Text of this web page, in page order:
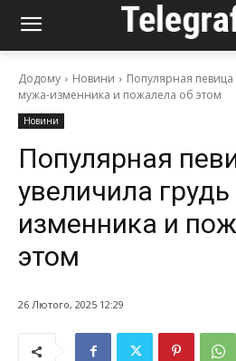
Додому Новини
Популярная
мужа-изменника и пожалела об этом
Новини
Популярная
увеличила
изменника и
этом
26 Лютого, 2025 12:29